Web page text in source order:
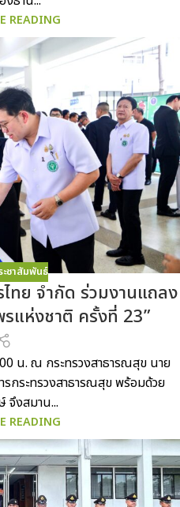
READING
ชาสัมพันธ์
ย จำกัด ร่วมงานแถลง
แห่งชาติ ครั้งที่ 23”
น. ณ กระทรวงสาธารณสุข นาย
ระทรวงสาธารณสุข พร้อมด้วย
จึงสมาน...
READING